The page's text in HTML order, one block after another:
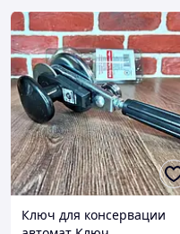
Ключ для консервации